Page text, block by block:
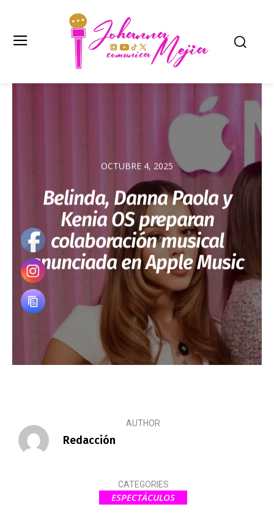
OCTUBRE 4, 2025
Belinda, Danna Paola y
Kenia OS preparan
colaboración musical
anunciada en Apple Music
AUTHOR
Redacción
CATEGORIES
ESPECTÁCULOS